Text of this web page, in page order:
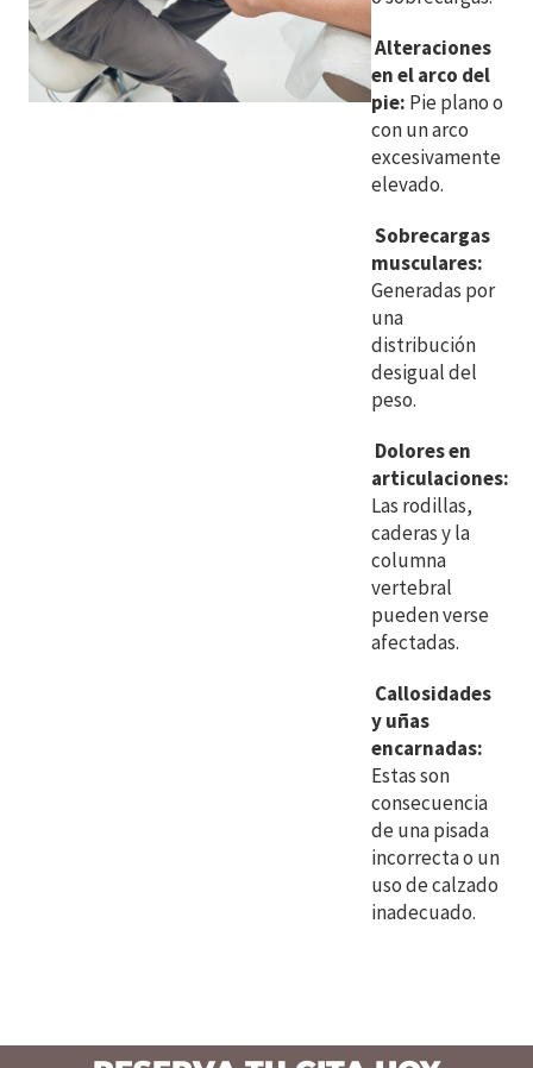
Alteraciones
en el arco del
pie: Pie plano o
con un arco
excesivamente
elevado.
Sobrecargas
musculares:
Generadas por
una
distribución
desigual del
peso.
Dolores en
articulaciones:
Las rodillas,
caderas y la
columna
vertebral
pueden verse
afectadas.
Callosidades
y uñas
encarnadas:
Estas son
consecuencia
de una pisada
incorrecta o un
uso de calzado
inadecuado.